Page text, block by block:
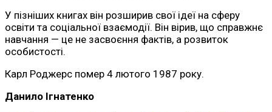
У пізніших книгах він розширив свої ідеї на сферу
освіти та соціальної взаємодії. Він вірив, що справжнє
навчання — це не засвоєння фактів, а розвиток
особистості.
Карл Роджерс помер 4 лютого 1987 року.
Данило Ігнатенко